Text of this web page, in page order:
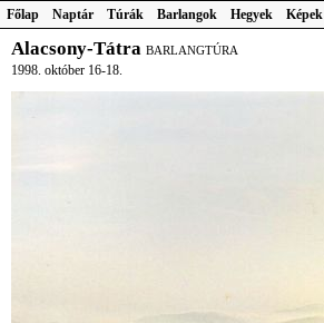
Főlap Naptár Túrák Barlangok Hegyek Képek
Alacsony-Tátra BARLANGTÚRA
1998. október 16-18.